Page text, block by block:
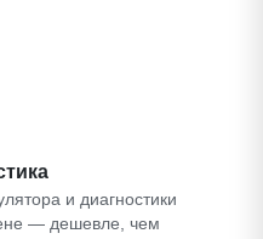
и диагностики
— дешевле, чем